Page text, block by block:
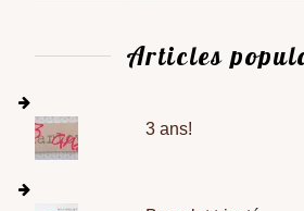
Articles
3 ans!